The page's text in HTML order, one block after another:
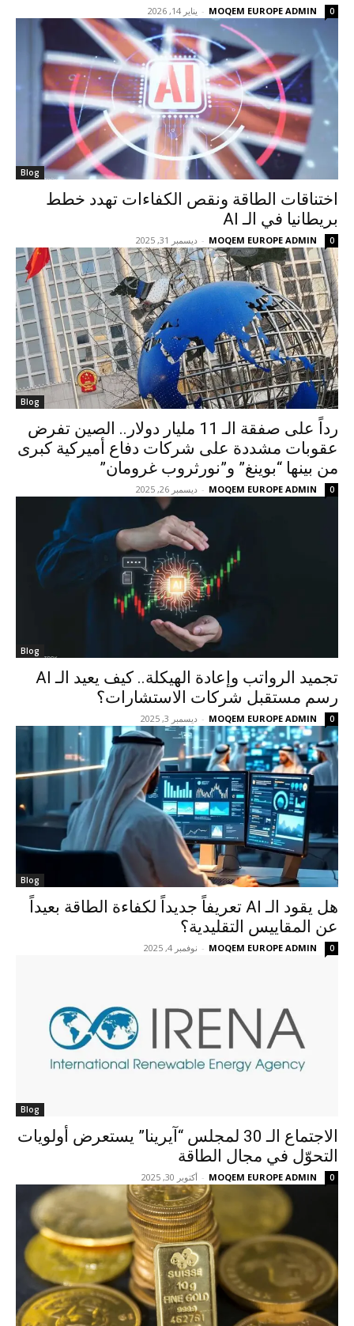
MOQEM EUROPE ADMIN
- يناير 14, 2026 0
Blog
اختناقات الطاقة ونقص الكفاءات تهدد خطط
بريطانيا في الـ AI
MOQEM EUROPE ADMIN
- ديسمبر 31, 2025 0
Blog
رداً على صفقة الـ 11 مليار دولار.. الصين تفرض
عقوبات مشددة على شركات دفاع أميركية كبرى
من بينها “بوينغ” و”نورثروب غرومان”
MOQEM EUROPE ADMIN
- ديسمبر 26, 2025 0
Blog
تجميد الرواتب وإعادة الهيكلة.. كيف يعيد الـ AI
رسم مستقبل شركات الاستشارات؟
MOQEM EUROPE ADMIN
- ديسمبر 3, 2025 0
Blog
هل يقود الـ AI تعريفاً جديداً لكفاءة الطاقة بعيداً
عن المقاييس التقليدية؟
MOQEM EUROPE ADMIN
- نوفمبر 4, 2025 0
Blog
‫الاجتماع الـ 30 لمجلس “آيرينا” يستعرض أولويات
التحوّل في مجال الطاقة
MOQEM EUROPE ADMIN
- أكتوبر 30, 2025 0